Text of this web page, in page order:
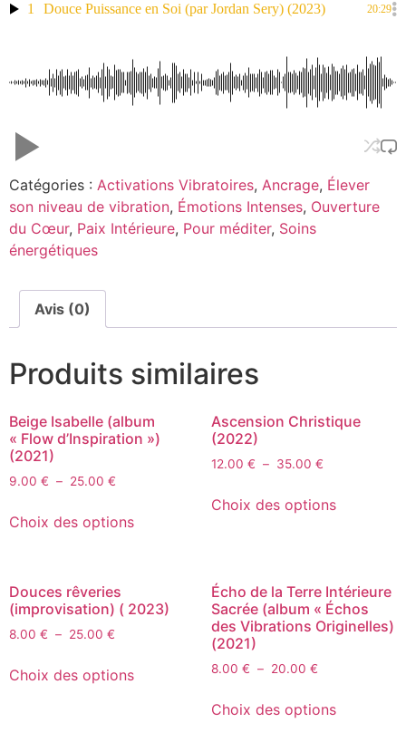
1 Douce Puissance en Soi (par Jordan Sery) (2023) 20:29
Catégories : Activations Vibratoires, Ancrage, Élever
son niveau de vibration, Émotions Intenses, Ouverture
du Cœur, Paix Intérieure, Pour méditer, Soins
énergétiques
Avis (0)
Produits similaires
Beige Isabelle (album
« Flow d’Inspiration »)
(2021)
9.00 € – 25.00 €
Choix des options
Ascension Christique
(2022)
12.00 € – 35.00 €
Choix des options
Douces rêveries
(improvisation) ( 2023)
8.00 € – 25.00 €
Choix des options
Écho de la Terre Intérieure
Sacrée (album « Échos
des Vibrations Originelles)
(2021)
8.00 € – 20.00 €
Choix des options